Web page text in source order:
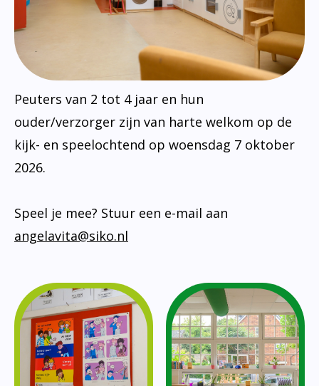
Peuters van 2 tot 4 jaar en hun
ouder/verzorger zijn van harte welkom op de
kijk- en speelochtend op woensdag 7 oktober
2026.
Speel je mee? Stuur een e-mail aan
angelavita@siko.nl